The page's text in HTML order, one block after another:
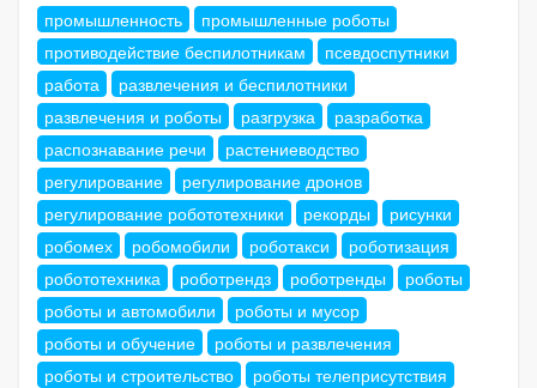
промышленность
промышленные роботы
противодействие беспилотникам
псевдоспутники
работа
развлечения и беспилотники
развлечения и роботы
разгрузка
разработка
распознавание речи
растениеводство
регулирование
регулирование дронов
регулирование робототехники
рекорды
рисунки
робомех
робомобили роботакси
роботизация
робототехника
роботрендз роботренды
роботы
роботы и автомобили
роботы и мусор
роботы и обучение
роботы и развлечения
роботы и строительство
роботы телеприсутствия